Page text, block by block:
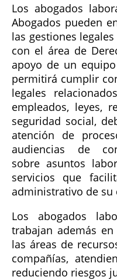
Los abogados
Abogados pueden
las gestiones
con el área de
apoyo de un
permitirá cumplir
legales
empleados, leyes,
seguridad social,
atención de
audiencias de
sobre asuntos
servicios que
administrativo de su
Los abogados
trabajan además
las áreas de
compañías,
reduciendo riesgos